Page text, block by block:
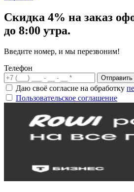
Скидка 4% на заказ
до 8:00 утра.
Введите номер, и мы перезвоним!
Телефон
Отправить
Даю своё согласие на обработку
Пользовательское соглашение